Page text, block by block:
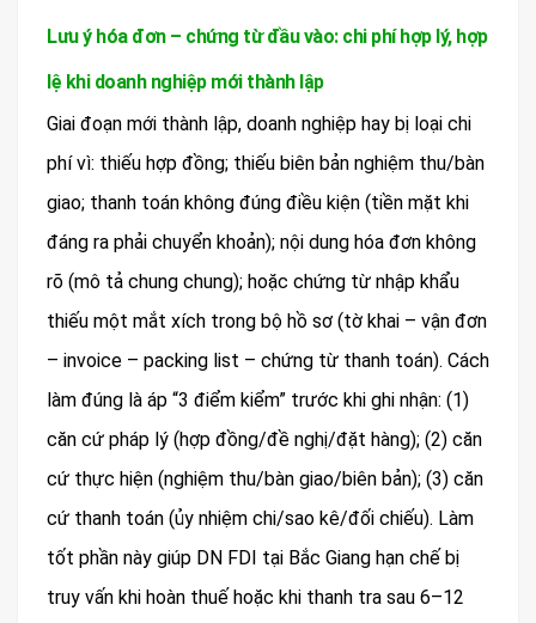
Lưu ý hóa đơn – chứng từ đầu vào: chi phí hợp lý, hợp
lệ khi doanh nghiệp mới thành lập
Giai đoạn mới thành lập, doanh nghiệp hay bị loại chi
phí vì: thiếu hợp đồng; thiếu biên bản nghiệm thu/bàn
giao; thanh toán không đúng điều kiện (tiền mặt khi
đáng ra phải chuyển khoản); nội dung hóa đơn không
rõ (mô tả chung chung); hoặc chứng từ nhập khẩu
thiếu một mắt xích trong bộ hồ sơ (tờ khai – vận đơn
– invoice – packing list – chứng từ thanh toán). Cách
làm đúng là áp “3 điểm kiểm” trước khi ghi nhận: (1)
căn cứ pháp lý (hợp đồng/đề nghị/đặt hàng); (2) căn
cứ thực hiện (nghiệm thu/bàn giao/biên bản); (3) căn
cứ thanh toán (ủy nhiệm chi/sao kê/đối chiếu). Làm
tốt phần này giúp DN FDI tại Bắc Giang hạn chế bị
truy vấn khi hoàn thuế hoặc khi thanh tra sau 6–12